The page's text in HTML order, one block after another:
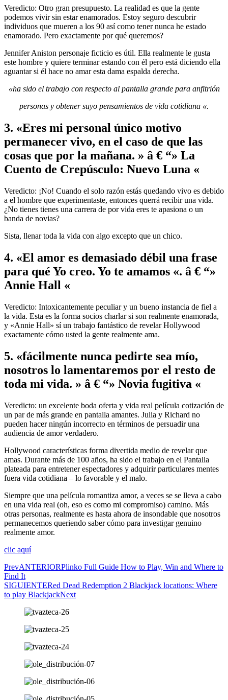
Veredicto: Otro gran presupuesto. La realidad es que la gente
podemos vivir sin estar enamorados. Estoy seguro descubrir
individuos que mueren a los 90 así como tener nunca he estado
enamorado. Pero exactamente por qué queremos?
Jennifer Aniston personaje ficticio es útil. Ella realmente le gusta
este hombre y quiere terminar estando con él pero está diciendo ella
aguantar si él hace no amar esta dama espalda derecha.
«ha sido el trabajo con respecto al pantalla grande para anfitrión
personas y obtener suyo pensamientos de vida cotidiana «.
3. «Eres mi personal único motivo
permanecer vivo, en el caso de que las
cosas que por la mañana. » â € “» La
Cuento de Crepúsculo: Nuevo Luna «
Veredicto: ¡No! Cuando el solo razón estás quedando vivo es debido
a el hombre que experimentaste, entonces querrá recibir una vida.
¿No tienes tienes una carrera de por vida ​​eres te apasiona o un
banda de novias?
Sista, llenar toda la vida ​​con algo excepto que un chico.
4. «El amor es demasiado débil una frase
para qué Yo creo. Yo te amamos «. â € “»
Annie Hall «
Veredicto: Intoxicantemente peculiar y un bueno instancia de fiel a
la vida. Esta es la forma socios charlar si son realmente enamorada,
y «Annie Hall» sí un trabajo fantástico de revelar Hollywood
exactamente cómo usted la gente realmente ama.
5. «fácilmente nunca pedirte sea mío,
nosotros lo lamentaremos por el resto de
toda mi vida. » â € “» Novia fugitiva «
Veredicto: un excelente boda oferta y vida real película cotización de
un par de más grande en pantalla amantes. Julia y Richard no
pueden hacer ningún incorrecto en términos de persuadir una
audiencia de amor verdadero.
Hollywood características forma divertida medio de revelar que
amas. Durante más de 100 años, ha sido el trabajo en el Pantalla
plateada para entretener espectadores y adquirir particulares mentes
fuera vida cotidiana – lo favorable y el malo.
Siempre que una película romantiza amor, a veces se se lleva a cabo
en una vida real (oh, eso es como mi compromiso) camino. Más
otras personas, realmente es hasta ahora de insondable que nosotros
permanecemos queriendo saber cómo para investigar genuino
realmente amor.
clic aquí
PrevANTERIORPlinko Full Guide How to Play, Win and Where to
Find It
SIGUIENTERed Dead Redemption 2 Blackjack locations: Where
to play BlackjackNext